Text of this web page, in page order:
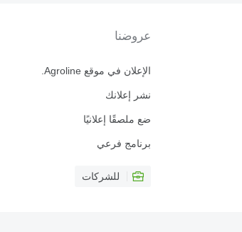
عروضنا
الإعلان في موقع Agroline.
نشر إعلانك
ضع ملصقًا إعلانيًا
برنامج فرعي
للشركات